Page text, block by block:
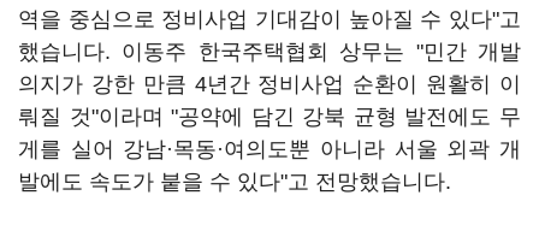
역을 중심으로 정비사업 기대감이 높아질 수 있다"고
했습니다. 이동주 한국주택협회 상무는 "민간 개발
의지가 강한 만큼 4년간 정비사업 순환이 원활히 이
뤄질 것"이라며 "공약에 담긴 강북 균형 발전에도 무
게를 실어 강남·목동·여의도뿐 아니라 서울 외곽 개
발에도 속도가 붙을 수 있다"고 전망했습니다.